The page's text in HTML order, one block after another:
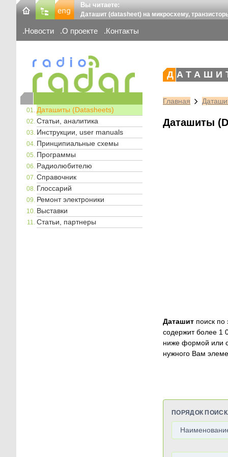
Вы читаете:
Даташит (datasheet) на микросхему,
Новости О проекте Контакты
Даташиты (Datasheets)
Статьи, аналитика
Инструкции, user manuals
Принципиальные схемы
Программы
Радиолюбителю
Справочник
Глоссарий
Ремонт электроники
Выставки
Статьи, партнеры
Главная
Даташиты
Даташит поиск
содержит более 1
ниже формой или
нужного Вам
ПОРЯДОК